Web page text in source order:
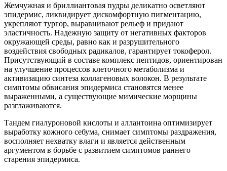
Жемчужная и бриллиантовая пудры деликатно осветляют
эпидермис, ликвидирует дискомфортную пигментацию,
укрепляют тургор, выравнивают рельеф и придают
эластичность. Надежную защиту от негативных факторов
окружающей среды, равно как и разрушительного
воздействия свободных радикалов, гарантирует токоферол.
Присутствующий в составе комплекс пептидов, ориентирован
на улучшение процессов клеточного метаболизма и
активизацию синтеза коллагеновых волокон. В результате
симптомы обвисания эпидермиса становятся менее
выраженными, а существующие мимические морщины
разглаживаются.
Тандем гиалуроновой кислоты и аллантоина оптимизирует
выработку кожного себума, снимает симптомы раздражения,
восполняет нехватку влаги и является действенным
аргументом в борьбе с развитием симптомов раннего
старения эпидермиса.